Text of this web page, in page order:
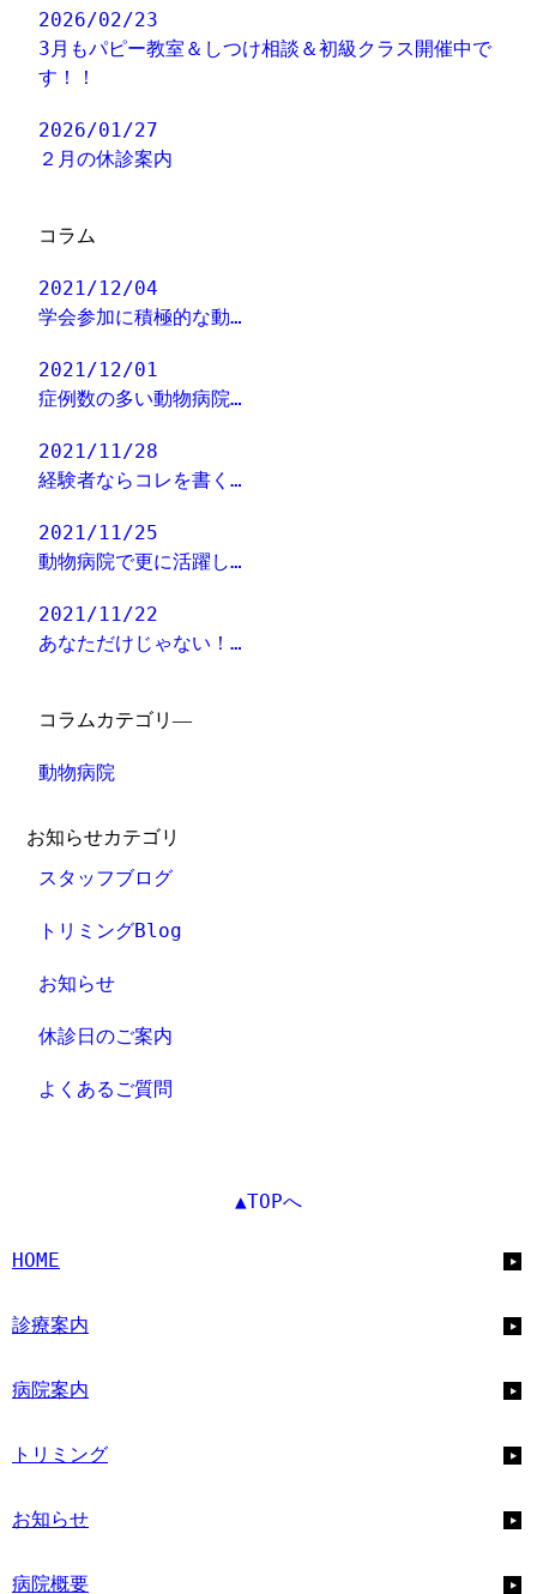
2026/02/23
3月もパピー教室＆しつけ相談＆初級クラス開催中で
す！！
2026/01/27
２月の休診案内
コラム
2021/12/04
学会参加に積極的な動…
2021/12/01
症例数の多い動物病院…
2021/11/28
経験者ならコレを書く…
2021/11/25
動物病院で更に活躍し…
2021/11/22
あなただけじゃない！…
コラムカテゴリ―
動物病院
お知らせカテゴリ
スタッフブログ
トリミングBlog
お知らせ
休診日のご案内
よくあるご質問
▲TOPへ
HOME
診療案内
病院案内
トリミング
お知らせ
病院概要